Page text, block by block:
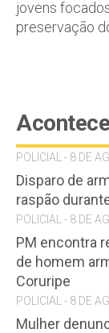
jovens
preservação
POLICIAL - 8 DE
Disparo de
raspão
POLICIAL - 8 DE
PM encontra
de homem
Coruripe
POLICIAL - 8 DE
Mulher